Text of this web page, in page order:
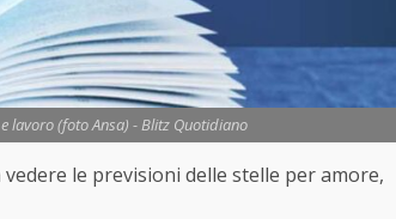
lavoro (foto Ansa) - Blitz Quotidiano
le previsioni delle stelle per amore,